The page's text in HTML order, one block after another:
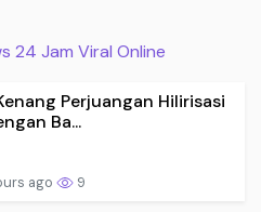
24 Jam Viral Online
Perjuangan Hilirisasi
Ba...
ago 9